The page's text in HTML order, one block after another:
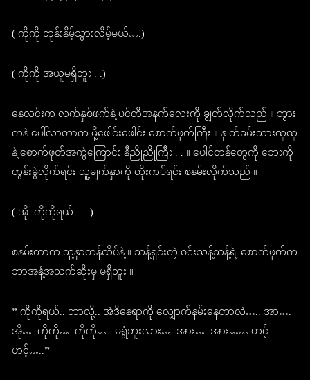
( ကိုကို ဘုန်းနိမ့်သွားလိမ့်မယ်….)
( ကိုကို အယူမရှိဘူး . .)
နေလင်းက လက်နှစ်ဖက်နဲ့ ပင်တီအနက်လေးကို ချွတ်လိုက်သည် ။ ဘွား
ကနဲ ပေါ်လာတာက မို့ဖေါင်းဖေါင်း စောက်ဖုတ်ကြီး ။ နှုတ်ခမ်းသားထူထူ
နဲ့ စောက်ဖုတ်အကွဲကြောင်း နီညိုညိုကြီး . . ။ ပေါင်တန်တွေကို ဘေးကို
တွန်းခွဲလိုက်ရင်း သူ့မျက်နှာကို တိုးကပ်ရင်း စနမ်းလိုက်သည် ။
( အို..ကိုကိုရယ် . . .)
စနမ်းတာက သူ့နှာတန်ထိပ်နဲ့ ။ သန့်ရှင်းတဲ့ ဝင်းသန့်သန့်ရဲ့ စောက်ဖုတ်က
ဘာအနံ့အသက်ဆိုးမှ မရှိဘူး ။
” ကိုကိုရယ်.. ဘာလို့.. အဲဒီနေရာကို လျှောက်နမ်းနေတာလဲ….. အာ….
အို…. ကိုကို…. ကိုကို….. မရွံဘူးလား…. အား…. အား…… ဟင့်
ဟင့်…..”